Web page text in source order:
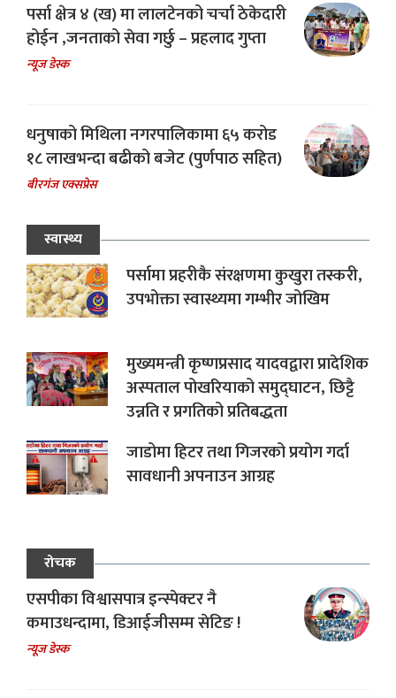
पर्सा क्षेत्र ४ (ख) मा लालटेनको चर्चा ठेकेदारी
होईन ,जनताको सेवा गर्छु – प्रहलाद गुप्ता
न्यूज डेस्क
धनुषाको मिथिला नगरपालिकामा ६५ करोड
१८ लाखभन्दा बढीको बजेट (पुर्णपाठ सहित)
बीरगंज एक्सप्रेस
स्वास्थ्य
पर्सामा प्रहरीकै संरक्षणमा कुखुरा तस्करी,
उपभोक्ता स्वास्थ्यमा गम्भीर जोखिम
मुख्यमन्त्री कृष्णप्रसाद यादवद्वारा प्रादेशिक
अस्पताल पोखरियाको समुद्घाटन, छिट्टै
उन्नति र प्रगतिको प्रतिबद्धता
जाडोमा हिटर तथा गिजरको प्रयोग गर्दा
सावधानी अपनाउन आग्रह
रोचक
एसपीका विश्वासपात्र इन्स्पेक्टर नै
कमाउधन्दामा, डिआईजीसम्म सेटिङ !
न्यूज डेस्क